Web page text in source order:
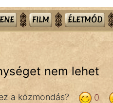
FILM ÉLETMÓD
nem lehet
0
a közmondás?